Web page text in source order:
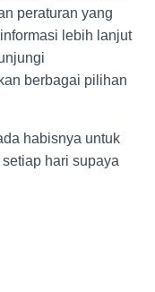
peraturan yang
lebih lanjut
berbagai pilihan
habisnya untuk
hari supaya